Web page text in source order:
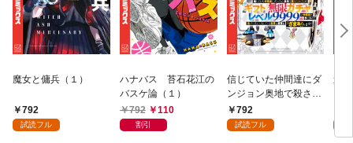
魔女と傭兵（１）
792
試読フル
ハナバス 苔石花江の
バスケ論（１）
792
110
割引
信じていた仲間達にダ
ンジョン奥地で殺され
かけたがギフト『無限
ガチャ』でレベル９９
792
試読フル
追
強
～